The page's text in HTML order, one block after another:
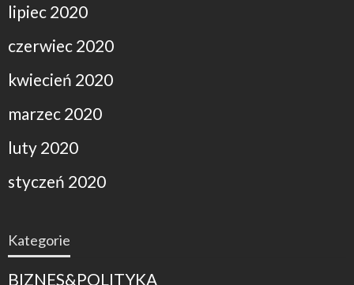
lipiec 2020
czerwiec 2020
kwiecień 2020
marzec 2020
luty 2020
styczeń 2020
Kategorie
BIZNES&POLITYKA